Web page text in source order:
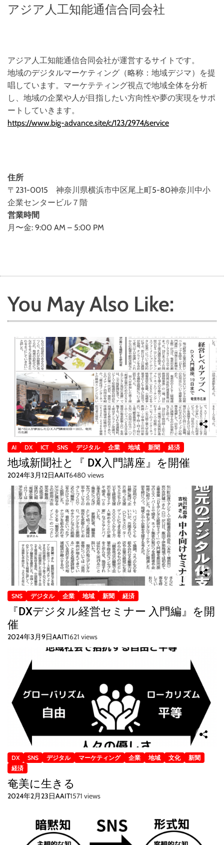
アジア人工知能通信合同会社
アジア人工知能通信合同会社が運営するサイトです。
地域のデジタルマーケティング（略称：地域デジマ）を提
唱しています。マーケテティング視点で地域全体を分析
し、地域の企業や人が目指したい方向性や夢の実現をサポ
ートしていきます。
https://www.big-advance.site/c/123/2974/service
住所
〒231-0015 神奈川県横浜市中区尾上町5-80神奈川中小
企業センタービル７階
営業時間
月〜金: 9:00 AM – 5:00 PM
You May Also Like:
AI DX ICT SNS デジタル 企業 地域 新聞 経済
地域新聞社と『 DX入門講座』を開催
2024年3月12日AAIT6480 views
SNS デジタル 企業 地域 新聞 経済
『DXデジタル経営セミナー 入門編』を開
催
2024年3月9日AAIT1621 views
DX SNS デジタル マーケティング 企業 地域 文化
新聞
経済
奄美に生きる
2024年2月23日AAIT1571 views